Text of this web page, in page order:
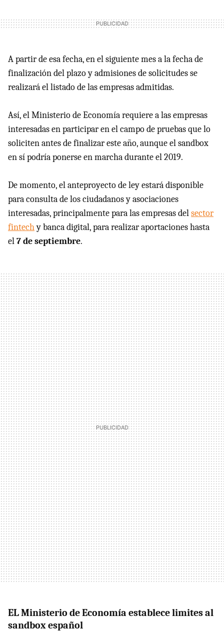
A partir de esa fecha, en el siguiente mes a la fecha de
finalización del plazo y admisiones de solicitudes se
realizará el listado de las empresas admitidas.
Así, el Ministerio de Economía requiere a las empresas
interesadas en participar en el campo de pruebas que lo
soliciten antes de finalizar este año, aunque el sandbox
en sí podría ponerse en marcha durante el 2019.
De momento, el anteproyecto de ley estará disponible
para consulta de los ciudadanos y asociaciones
interesadas, principalmente para las empresas delsector
fintechy banca digital, para realizar aportaciones hasta
el7 de septiembre.
EL Ministerio de Economía establece limites al
sandbox español